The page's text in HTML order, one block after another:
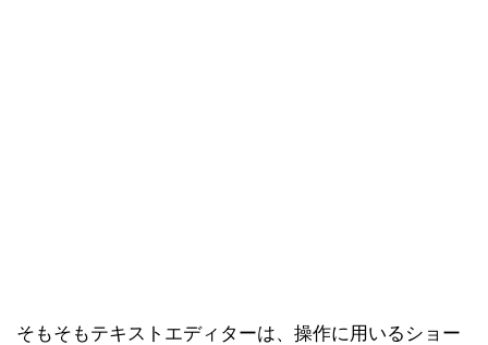
そもそもテキストエディターは、操作に用いるショー